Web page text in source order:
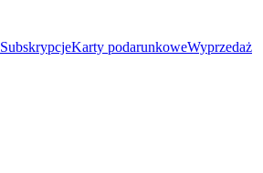
SubskrypcjeKarty podarunkoweWyprzedaż